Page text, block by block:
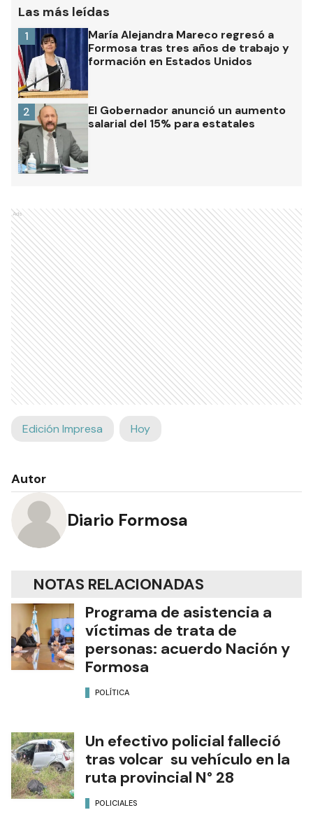
Las más leídas
María Alejandra Mareco regresó a
Formosa tras tres años de trabajo y
formación en Estados Unidos
1
El Gobernador anunció un aumento
salarial del 15% para estatales
2
Ads
Edición Impresa Hoy
Autor
Diario Formosa
NOTAS RELACIONADAS
Programa de asistencia a
víctimas de trata de
personas: acuerdo Nación y
Formosa
POLÍTICA
Un efectivo policial falleció
tras volcar su vehículo en la
ruta provincial N° 28
POLICIALES